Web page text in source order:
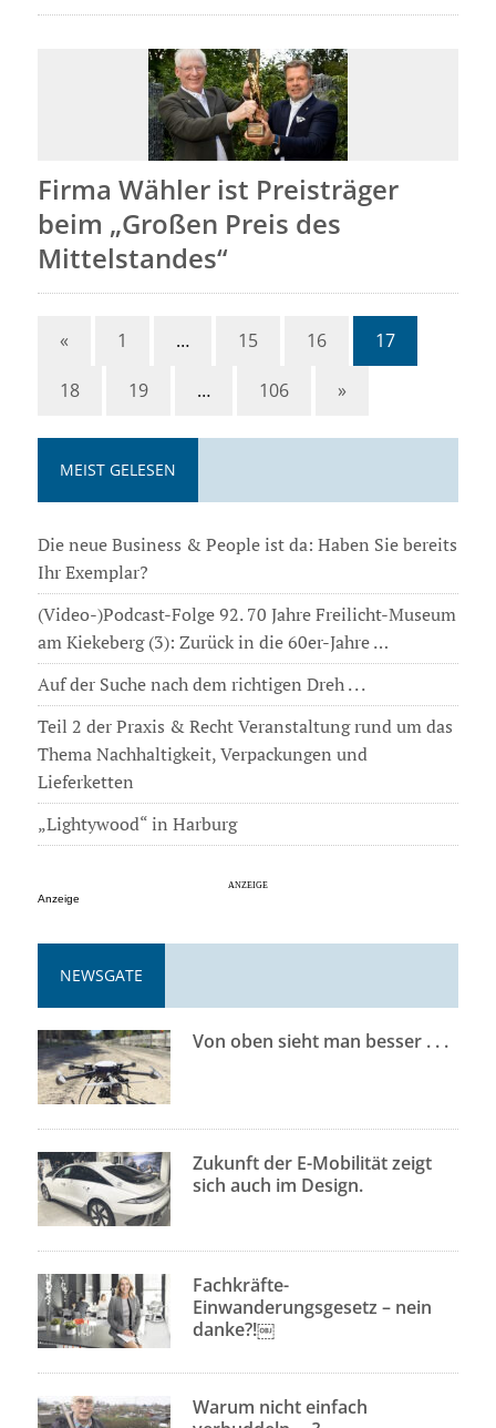
Firma Wähler ist Preisträger
beim „Großen Preis des
Mittelstandes“
« 1 … 15 16 17
18 19 … 106 »
MEIST GELESEN
Die neue Business & People ist da: Haben Sie bereits
Ihr Exemplar?
(Video-)Podcast-Folge 92. 70 Jahre Freilicht-Museum
am Kiekeberg (3): Zurück in die 60er-Jahre …
Auf der Suche nach dem richtigen Dreh . . .
Teil 2 der Praxis & Recht Veranstaltung rund um das
Thema Nachhaltigkeit, Verpackungen und
Lieferketten
„Lightywood“ in Harburg
Anzeige
NEWSGATE
Von oben sieht man besser . . .
Zukunft der E-Mobilität zeigt
sich auch im Design.
Fachkräfte-
Einwanderungsgesetz – nein
danke?!￼
Warum nicht einfach